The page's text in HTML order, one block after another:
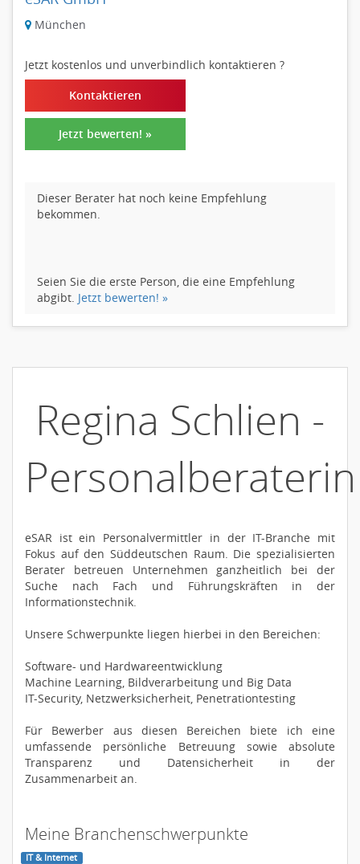
München
Jetzt kostenlos und unverbindlich kontaktieren ?
Kontaktieren
Jetzt bewerten! »
Dieser Berater hat noch keine Empfehlung
bekommen.
Seien Sie die erste Person, die eine Empfehlung
abgibt. Jetzt bewerten! »
Regina Schlien -
Personalberaterin
eSAR ist ein Personalvermittler in der IT-Branche mit
Fokus auf den Süddeutschen Raum. Die spezialisierten
Berater betreuen Unternehmen ganzheitlich bei der
Suche nach Fach und Führungskräften in der
Informationstechnik.
Unsere Schwerpunkte liegen hierbei in den Bereichen:
Software- und Hardwareentwicklung
Machine Learning, Bildverarbeitung und Big Data
IT-Security, Netzwerksicherheit, Penetrationtesting
Für Bewerber aus diesen Bereichen biete ich eine
umfassende persönliche Betreuung sowie absolute
Transparenz und Datensicherheit in der
Zusammenarbeit an.
Meine Branchenschwerpunkte
IT & Internet